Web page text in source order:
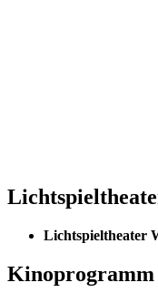
Lichtspieltheater
Kinoprogramm